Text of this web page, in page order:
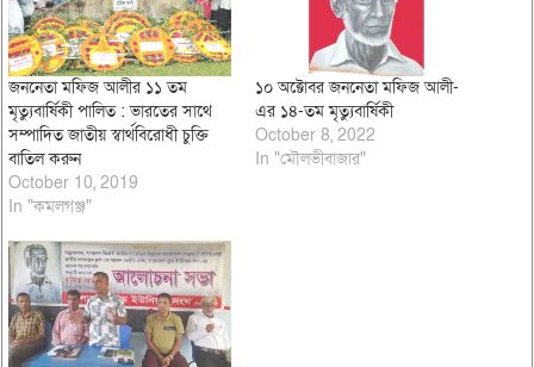
জননেতা মফিজ আলীর ১১ তম
মৃত্যুবার্ষিকী পালিত : ভারতের সাথে
সম্পাদিত জাতীয় স্বার্থবিরোধী চুক্তি
বাতিল করুন
October 10, 2019
In "কমলগঞ্জ"
১০ অক্টোবর জননেতা মফিজ আলী-
এর ১৪-তম মৃত্যুবার্ষিকী
October 8, 2022
In "মৌলভীবাজার"